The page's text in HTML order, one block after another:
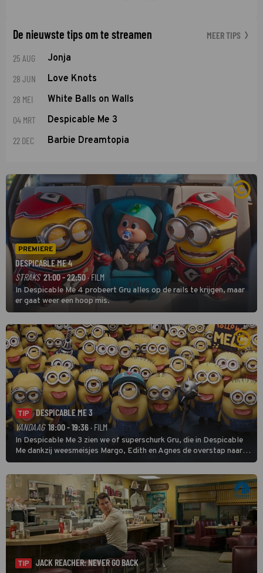
De nieuwste tips om te streamen MEER TIPS
25 AUG Jonja
28 JUN Love Knots
28 MEI White Balls on Walls
04 MRT Despicable Me 3
22 DEC Barbie Dreamtopia
PREMIERE
DESPICABLE ME 4
STRAKS 21:00 - 22:50· FILM
In Despicable Me 4 probeert Gru alles op de rails te krijgen, maar
er gaat weer een hoop mis.
TIP
DESPICABLE ME 3
VANDAAG 18:00 - 19:36· FILM
In Despicable Me 3 zien we of superschurk Gru, die in Despicable
Me dankzij weesmeisjes Margo, Edith en Agnes de overstap naar
het rechte pad maakte, ook op dat pad weet te blijven.
TIP
JACK REACHER: NEVER GO BACK